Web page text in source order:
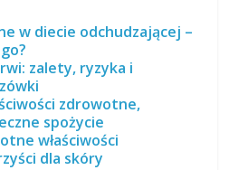
w diecie odchudzającej –
zalety, ryzyka i
zdrowotne,
spożycie
właściwości
dla skóry